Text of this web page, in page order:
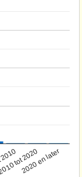
tot 2020
2020 en later